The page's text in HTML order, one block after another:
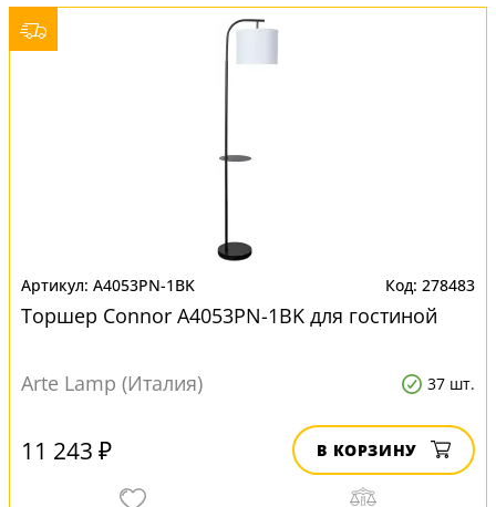
A4053PN-1BK 278483
Торшер Connor A4053PN-1BK для гостиной
Arte Lamp (Италия) 37 шт.
11 243 ₽ В КОРЗИНУ